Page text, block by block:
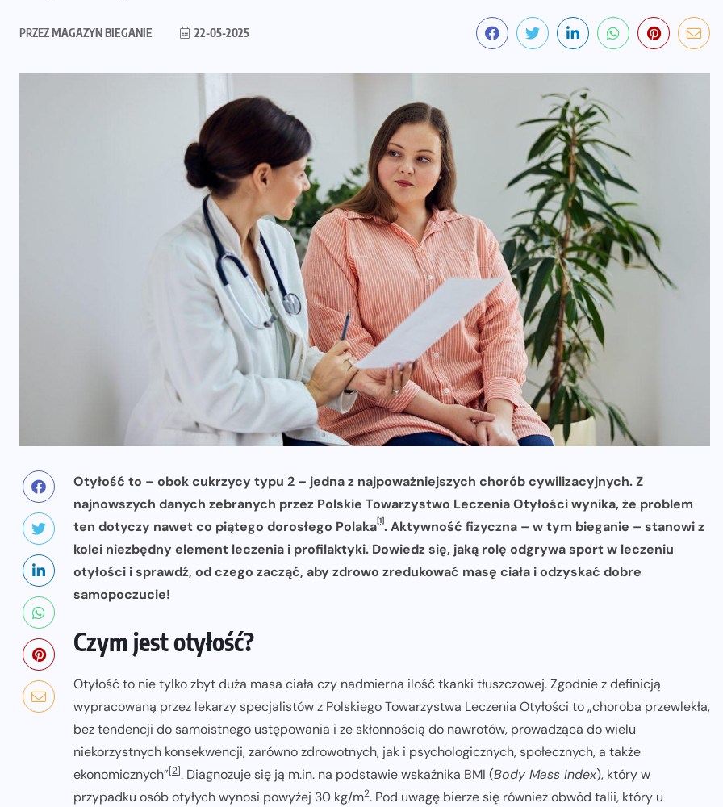
PRZEZMAGAZYN BIEGANIE 22-05-2025
Otyłość to – obok cukrzycy typu 2 – jedna z najpoważniejszych chorób cywilizacyjnych. Z
najnowszych danych zebranych przez Polskie Towarzystwo Leczenia Otyłości wynika, że problem
ten dotyczy nawet co piątego dorosłego Polaka[1]. Aktywność fizyczna – w tym bieganie – stanowi z
kolei niezbędny element leczenia i profilaktyki. Dowiedz się, jaką rolę odgrywa sport w leczeniu
otyłości i sprawdź, od czego zacząć, aby zdrowo zredukować masę ciała i odzyskać dobre
samopoczucie!
Czym jest otyłość?
Otyłość to nie tylko zbyt duża masa ciała czy nadmierna ilość tkanki tłuszczowej. Zgodnie z definicją
wypracowaną przez lekarzy specjalistów z Polskiego Towarzystwa Leczenia Otyłości to „choroba przewlekła,
bez tendencji do samoistnego ustępowania i ze skłonnością do nawrotów, prowadząca do wielu
niekorzystnych konsekwencji, zarówno zdrowotnych, jak i psychologicznych, społecznych, a także
ekonomicznych”[2]. Diagnozuje się ją m.in. na podstawie wskaźnika BMI (Body Mass Index), który w
przypadku osób otyłych wynosi powyżej 30 kg/m2. Pod uwagę bierze się również obwód talii, który u